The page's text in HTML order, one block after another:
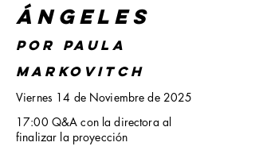
Ángeles
Por Paula
Markovitch
Viernes 14 de Noviembre de 2025
17:00 Q&A con la directora al
finalizar la proyección